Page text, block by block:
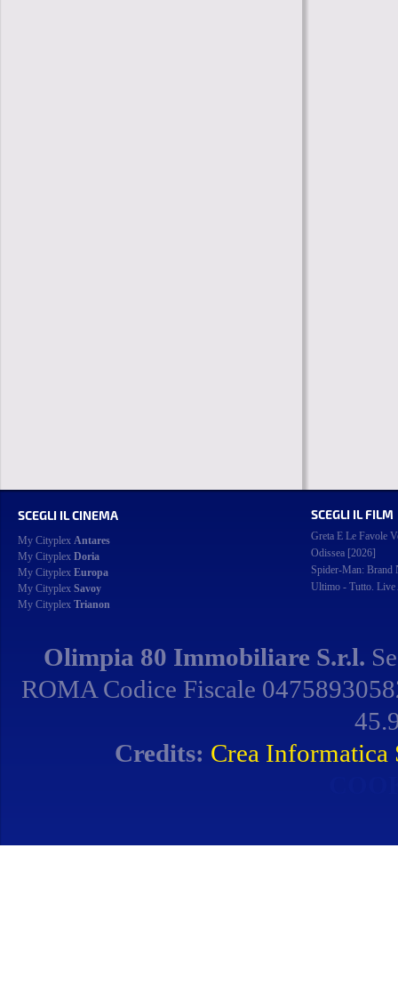
SCEGLI IL CINEMA
My Cityplex Antares
My Cityplex Doria
My Cityplex Europa
My Cityplex Savoy
My Cityplex Trianon
SCEGLI IL FILM
Greta E Le Favole
Odissea [2026]
Spider-Man: Brand
Ultimo - Tutto. Live
Olimpia 80 Immobiliare S.r.l.
ROMA Codice Fiscale
Credits: Crea Informatica